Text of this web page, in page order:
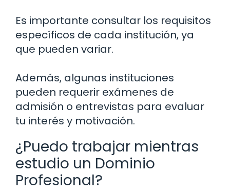
Es importante consultar los requisitos
específicos de cada institución, ya
que pueden variar.
Además, algunas instituciones
pueden requerir exámenes de
admisión o entrevistas para evaluar
tu interés y motivación.
¿Puedo trabajar mientras
estudio un Dominio
Profesional?